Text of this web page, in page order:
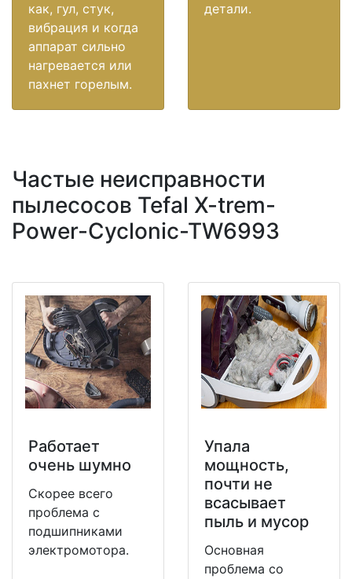
как, гул, стук,
вибрация и когда
аппарат сильно
нагревается или
пахнет горелым.
детали.
Частые неисправности
пылесосов Tefal X-trem-
Power-Cyclonic-TW6993
Работает
очень шумно
Скорее всего
проблема с
подшипниками
электромотора.
Упала
мощность,
почти не
всасывает
пыль и мусор
Основная
проблема со